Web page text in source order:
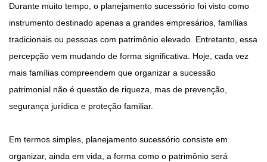
Durante muito tempo, o planejamento sucessório foi visto como
instrumento destinado apenas a grandes empresários, famílias
tradicionais ou pessoas com patrimônio elevado. Entretanto, essa
percepção vem mudando de forma significativa. Hoje, cada vez
mais famílias compreendem que organizar a sucessão
patrimonial não é questão de riqueza, mas de prevenção,
segurança jurídica e proteção familiar.
Em termos simples, planejamento sucessório consiste em
organizar, ainda em vida, a forma como o patrimônio será